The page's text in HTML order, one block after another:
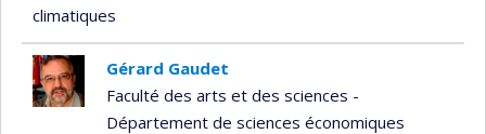
climatiques
Gérard Gaudet
Faculté des arts et des sciences -
Département de sciences économiques